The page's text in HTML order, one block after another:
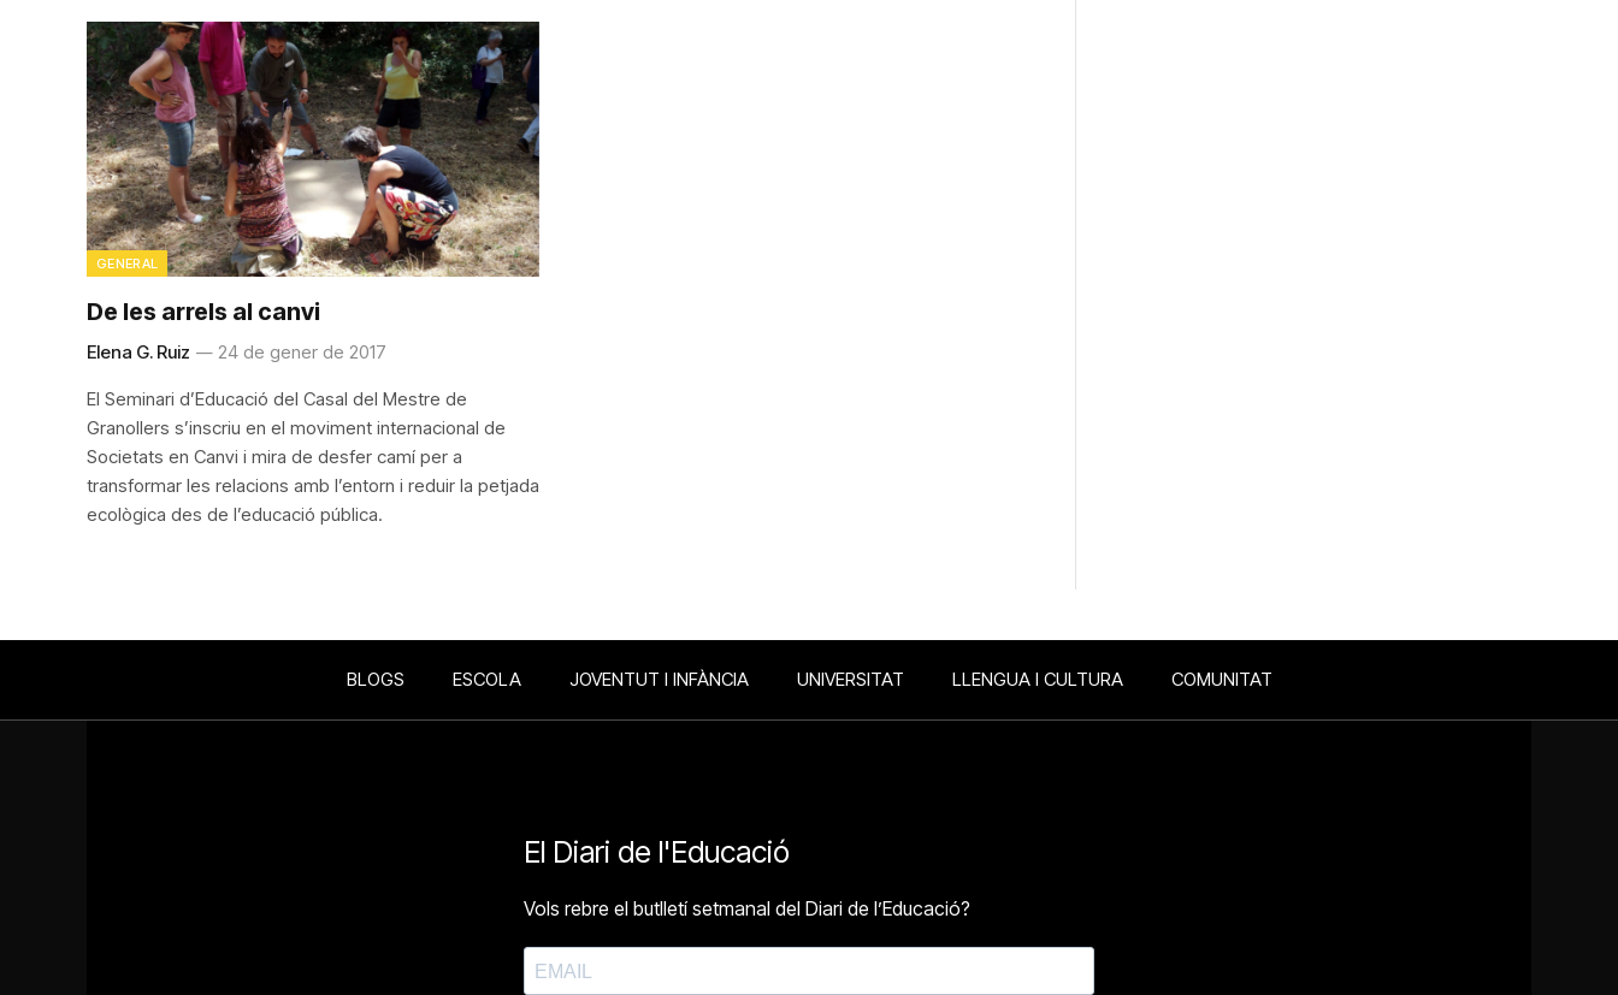
GENERAL
De les arrels al canvi
Elena G. Ruiz 24 de gener de 2017
El Seminari d’Educació del Casal del Mestre de
Granollers s’inscriu en el moviment internacional de
Societats en Canvi i mira de desfer camí per a
transformar les relacions amb l’entorn i reduir la petjada
ecològica des de l’educació pública.
BLOGS ESCOLA JOVENTUT I INFÀNCIA UNIVERSITAT LLENGUA I CULTURA COMUNITAT